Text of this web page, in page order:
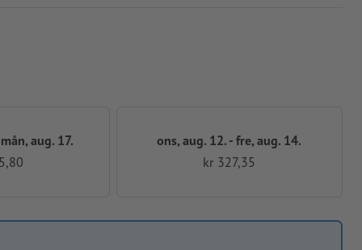
aug. 17.
ons, aug. 12. - fre, aug. 14.
kr 327,35